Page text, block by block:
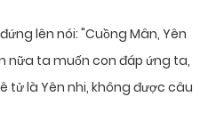
lên nói: "Cuồng Mân, Yên
nữa ta muốn con đáp ứng ta,
tử là Yên nhi, không được câu